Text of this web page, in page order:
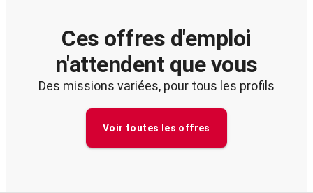
Ces offres d'emploi
n'attendent que vous
Des missions variées, pour tous les profils
Voir toutes les offres